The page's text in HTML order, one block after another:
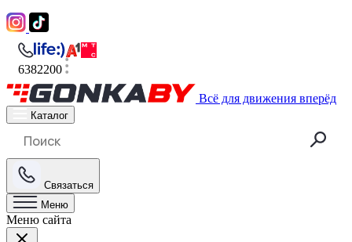
6382200
Всё для движения вперёд
Каталог
Связаться
Меню
Меню сайта